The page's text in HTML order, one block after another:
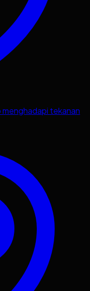
tekanan